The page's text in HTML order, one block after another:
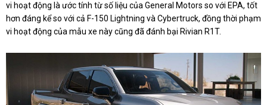
vi hoạt động là ước tính từ số liệu của General Motors so với EPA, tốt
hơn đáng kể so với cả F-150 Lightning và Cybertruck, đồng thời phạm
vi hoạt động của mẫu xe này cũng đã đánh bại Rivian R1T.